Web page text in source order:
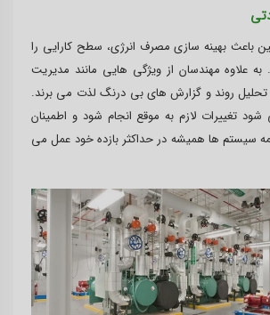
باعث بهینه سازی مصرف انرژی، سطح کارایی را
علاوه مهندسان از ویژگی هایی مانند مدیریت
تحلیل روند و گزارش های بی درنگ لذت می برند.
تغییرات لازم به موقع انجام شود و اطمینان
سیستم ها همیشه در حداکثر بازده خود عمل می